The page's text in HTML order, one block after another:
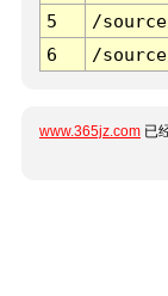
5
/
6
/
www.365jz.com 已